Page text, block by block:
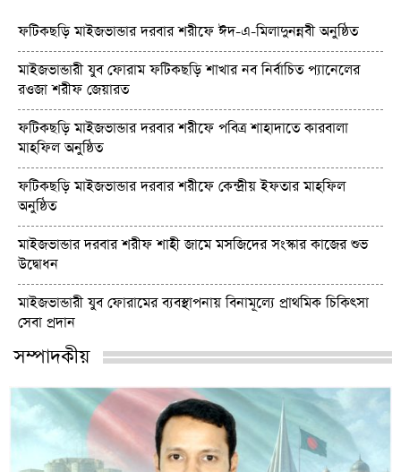
ফটিকছড়ি মাইজভান্ডার দরবার শরীফে ঈদ-এ-মিলাদুনন্নবী অনুষ্ঠিত
মাইজভান্ডারী যুব ফোরাম ফটিকছড়ি শাখার নব নির্বাচিত প্যানেলের
রওজা শরীফ জেয়ারত
ফটিকছড়ি মাইজভান্ডার দরবার শরীফে পবিত্র শাহাদাতে কারবালা
মাহফিল অনুষ্ঠিত
ফটিকছড়ি মাইজভান্ডার দরবার শরীফে কেন্দ্রীয় ইফতার মাহফিল
অনুষ্ঠিত
মাইজভান্ডার দরবার শরীফ শাহী জামে মসজিদের সংস্কার কাজের শুভ
উদ্বোধন
মাইজভান্ডারী যুব ফোরামের ব্যবস্থাপনায় বিনামূল্যে প্রাথমিক চিকিৎসা
সেবা প্রদান
সম্পাদকীয়